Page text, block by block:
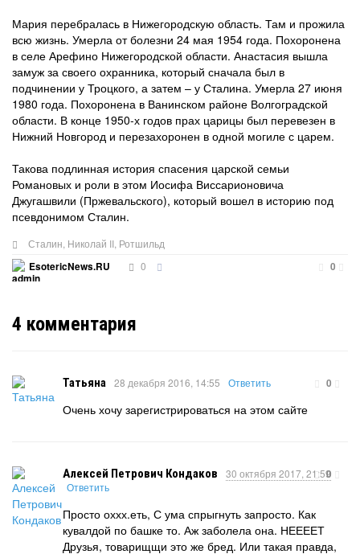
Мария перебралась в Нижегородскую область. Там и прожила
всю жизнь. Умерла от болезни 24 мая 1954 года. Похоронена
в селе Арефино Нижегородской области. Анастасия вышла
замуж за своего охранника, который сначала был в
подчинении у Троцкого, а затем – у Сталина. Умерла 27 июня
1980 года. Похоронена в Ванинском районе Волгоградской
области. В конце 1950-х годов прах царицы был перевезен в
Нижний Новгород и перезахоронен в одной могиле с царем.
Такова подлинная история спасения царской семьи
Романовых и роли в этом Иосифа Виссарионовича
Джугашвили (Пржевальского), который вошел в историю под
псевдонимом Сталин.
Сталин Николай II, Ротшильд
EsotericNews.RU
0 0
4 комментария
Татьяна 28 декабря 2016, 14:55 0
Ответить
Очень хочу зарегистрироваться на этом сайте
Алексей Петрович Кондаков 30 октября 2017, 21:59
0
Ответить
Просто оххх.еть, С ума спрыгнуть запросто. Как
кувалдой по башке то. Аж заболела она. НЕЕЕЕТ
Друзья, товарищщи это же бред. Или такая правда,